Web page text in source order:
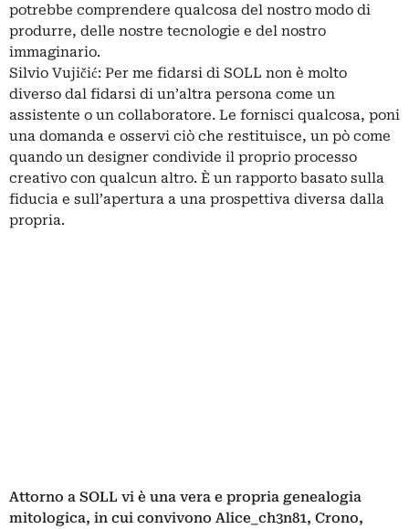
potrebbe comprendere qualcosa del nostro modo di
produrre, delle nostre tecnologie e del nostro
immaginario.
Silvio Vujičić: Per me fidarsi di SOLL non è molto
diverso dal fidarsi di un’altra persona come un
assistente o un collaboratore. Le fornisci qualcosa, poni
una domanda e osservi ciò che restituisce, un pò come
quando un designer condivide il proprio processo
creativo con qualcun altro. È un rapporto basato sulla
fiducia e sull’apertura a una prospettiva diversa dalla
propria.
Attorno a SOLL vi è una vera e propria genealogia
mitologica, in cui convivono Alice_ch3n81, Crono,